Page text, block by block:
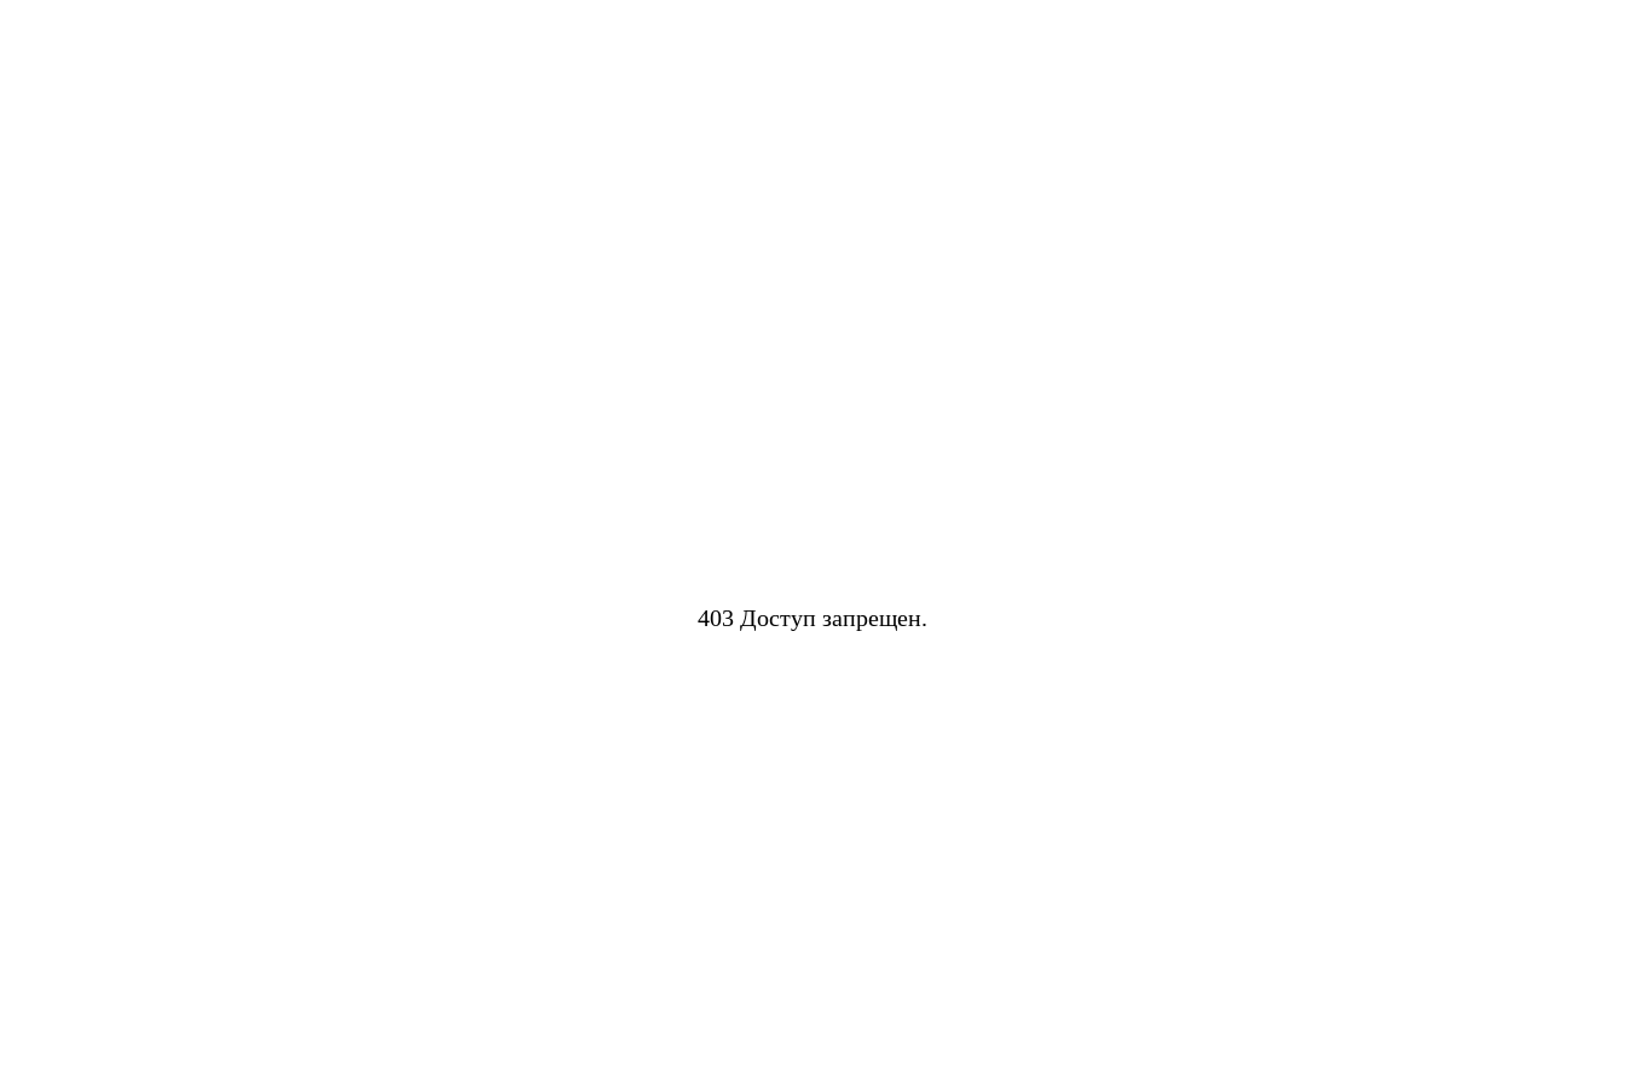
403 Доступ запрещен.